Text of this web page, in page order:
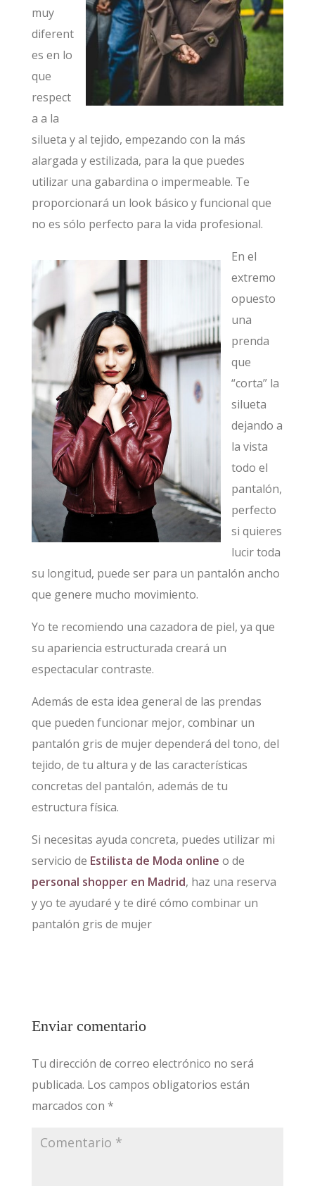
muy
diferent
es en lo
que
respect
a a la
silueta y al tejido, empezando con la más
alargada y estilizada, para la que puedes
utilizar una gabardina o impermeable. Te
proporcionará un look básico y funcional que
no es sólo perfecto para la vida profesional.
En el
extremo
opuesto
una
prenda
que
“corta” la
silueta
dejando a
la vista
todo el
pantalón,
perfecto
si quieres
lucir toda
su longitud, puede ser para un pantalón ancho
que genere mucho movimiento.
Yo te recomiendo una cazadora de piel, ya que
su apariencia estructurada creará un
espectacular contraste.
Además de esta idea general de las prendas
que pueden funcionar mejor, combinar un
pantalón gris de mujer dependerá del tono, del
tejido, de tu altura y de las características
concretas del pantalón, además de tu
estructura física.
Si necesitas ayuda concreta, puedes utilizar mi
servicio de Estilista de Moda online o de
personal shopper en Madrid, haz una reserva
y yo te ayudaré y te diré cómo combinar un
pantalón gris de mujer
Enviar comentario
Tu dirección de correo electrónico no será
publicada. Los campos obligatorios están
marcados con *